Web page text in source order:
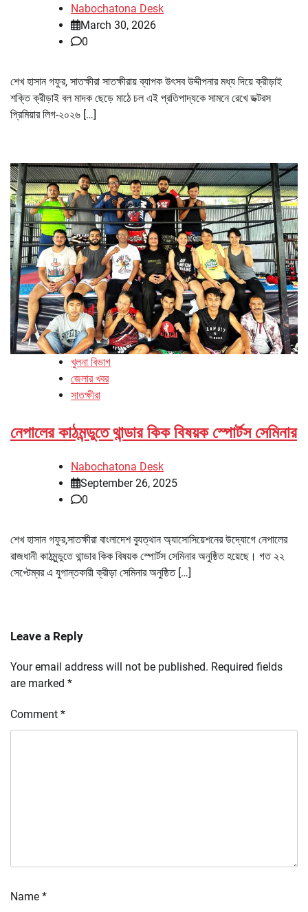
Nabochatona Desk
March 30, 2026
0
শেখ হাসান গফুর, সাতক্ষীরা সাতক্ষীরায় ব্যাপক উৎসব উদ্দীপনার মধ্য দিয়ে ক্রীড়াই
শক্তি ক্রীড়াই বল মাদক ছেড়ে মাঠে চল এই প্রতিপাদ্যকে সামনে রেখে ডক্টরস
প্রিমিয়ার লিগ-২০২৬ […]
খুলনা বিভাগ
জেলার খবর
সাতক্ষীরা
নেপালের কাঠমন্ডুতে থান্ডার কিক বিষয়ক স্পোর্টস সেমিনার
Nabochatona Desk
September 26, 2025
0
শেখ হাসান গফুর,সাতক্ষীরা বাংলাদেশ ব্যুত্থান অ্যাসোসিয়েশনের উদ্যোগে নেপালের
রাজধানী কাঠমুন্ডুতে থান্ডার কিক বিষয়ক স্পোর্টস সেমিনার অনুষ্ঠিত হয়েছে। গত ২২
সেপ্টেম্বর এ যুগান্তকারী ক্রীড়া সেমিনার অনুষ্ঠিত […]
Leave a Reply
Your email address will not be published. Required fields
are marked *
Comment *
Name *